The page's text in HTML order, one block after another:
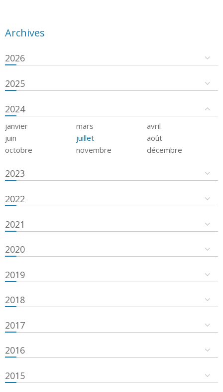
Archives
2026
2025
2024
janvier mars
avril
juin
juillet
août
octobre
novembre décembre
2023
2022
2021
2020
2019
2018
2017
2016
2015